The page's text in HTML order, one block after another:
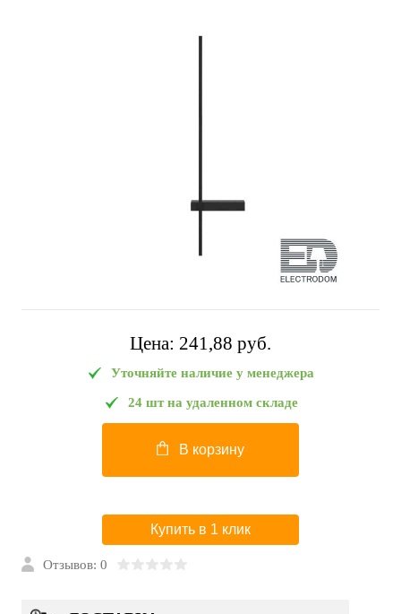
Цена: 241,88 pуб.
Уточняйте наличие у менеджера
24 шт на удаленном складе
В корзину
Купить в 1 клик
Отзывов: 0